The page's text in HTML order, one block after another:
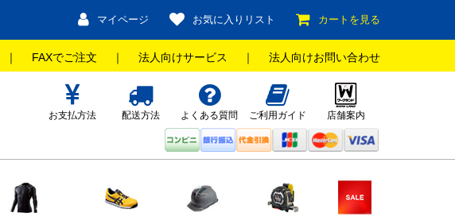
マイページ お気に入りリスト カートを見る
｜ FAXでご注文 ｜ 法人向けサービス ｜ 法人向けお問い合わせ
お支払方法 配送方法 よくある質問 ご利用ガイド 店舗案内